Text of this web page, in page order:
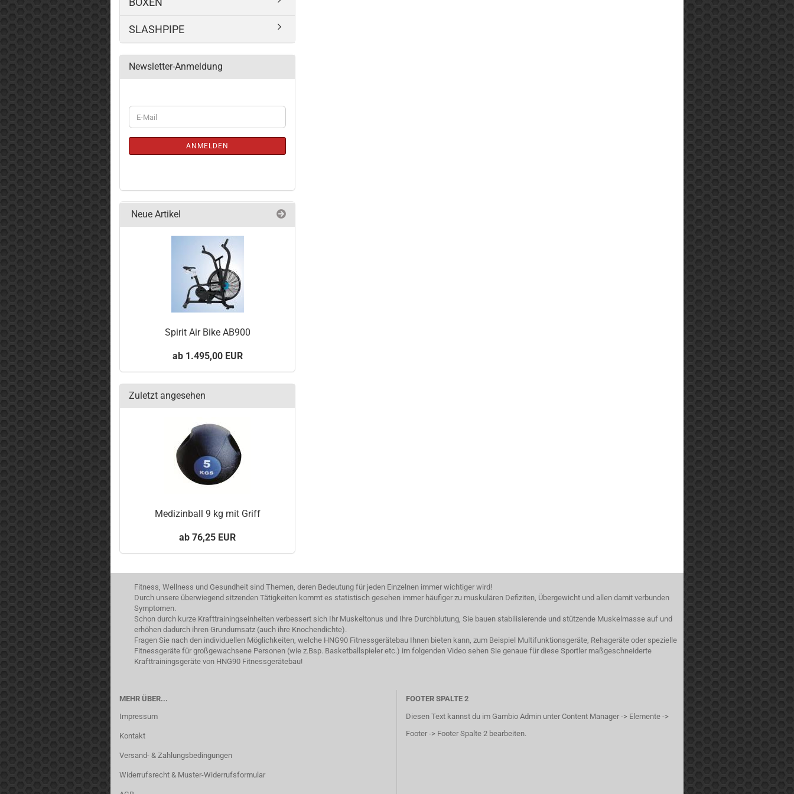
SLASHPIPE
Newsletter-Anmeldung
WEITER
ZUR
E-
Mail
ANMELDEN
Neue Artikel
Spirit Air Bike AB900
1.495,00 EUR
Zuletzt angesehen
Medizinball 9 kg mit Griff
76,25 EUR
Fitness, Wellness und Gesundheit sind Themen, deren Bedeutung für jeden Einzelnen immer wichtiger wird!
Durch unsere überwiegend sitzenden Tätigkeiten kommt es statistisch gesehen immer häufiger zu muskulären Defiziten, Übergewicht und allen damit verbunden
Symptomen.
Schon durch kurze Krafttrainingseinheiten verbessert sich Ihr Muskeltonus und Ihre Durchblutung, Sie bauen stabilisierende und stützende Muskelmasse auf und
erhöhen dadurch ihren Grundumsatz (auch ihre Knochendichte).
Fragen Sie nach den individuellen Möglichkeiten, welche HNG90 Fitnessgerätebau Ihnen bieten kann, zum Beispiel Multifunktionsgeräte, Rehageräte oder spezielle
Fitnessgeräte für großgewachsene Personen (wie z.Bsp. Basketballspieler etc.) im folgenden Video sehen Sie genaue für diese Sportler maßgeschneiderte
Krafttrainingsgeräte von HNG90 Fitnessgerätebau!
MEHR ÜBER...
Impressum
Kontakt
Versand- & Zahlungsbedingungen
Widerrufsrecht & Muster-Widerrufsformular
FOOTER SPALTE 2
Diesen Text kannst du im Gambio Admin unter Content Manager -> Elemente ->
Footer -> Footer Spalte 2 bearbeiten.